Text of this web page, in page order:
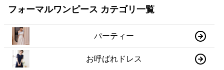
フォーマルワンピース カテゴリ一覧
パーティー
お呼ばれドレス